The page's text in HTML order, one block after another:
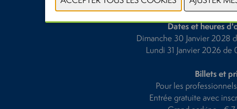
Dates et heures
Dimanche 30 Janvier 2028
Lundi 31 Janvier 2026
Billets et
Pour les
Entrée gratuite avec